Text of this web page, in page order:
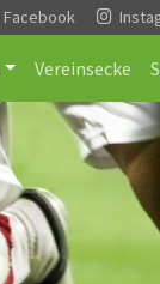
Facebook
Vereinsecke